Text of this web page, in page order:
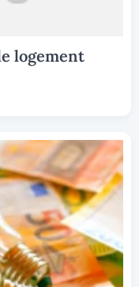
logement